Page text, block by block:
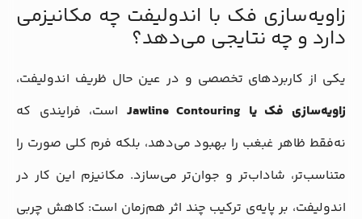
زاویه‌سازی فک با اندولیفت چه مکانیزمی
دارد و چه نتایجی می‌دهد؟
یکی از کاربردهای تخصصی و در عین حال ظریف اندولیفت،
زاویه‌سازی فک یا
است، فرایندی که
نه‌فقط ظاهر غبغب را بهبود می‌دهد، بلکه فرم کلی صورت را
متناسب‌تر، شاداب‌تر و جوان‌تر می‌سازد. مکانیزم این کار در
اندولیفت، بر پایه‌ی ترکیب چند اثر هم‌زمان است: کاهش چربی